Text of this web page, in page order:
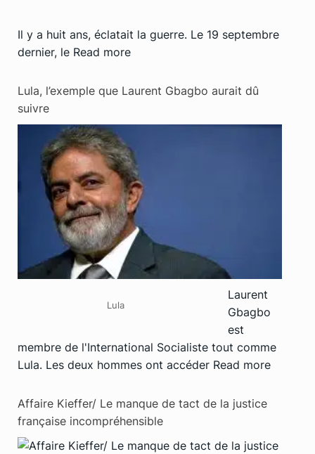
Il y a huit ans, éclatait la guerre. Le 19 septembre
dernier, le Read more
Lula, l’exemple que Laurent Gbagbo aurait dû
suivre
Lula
Laurent
Gbagbo
est
membre de l'International Socialiste tout comme
Lula. Les deux hommes ont accéder Read more
Affaire Kieffer/ Le manque de tact de la justice
française incompréhensible